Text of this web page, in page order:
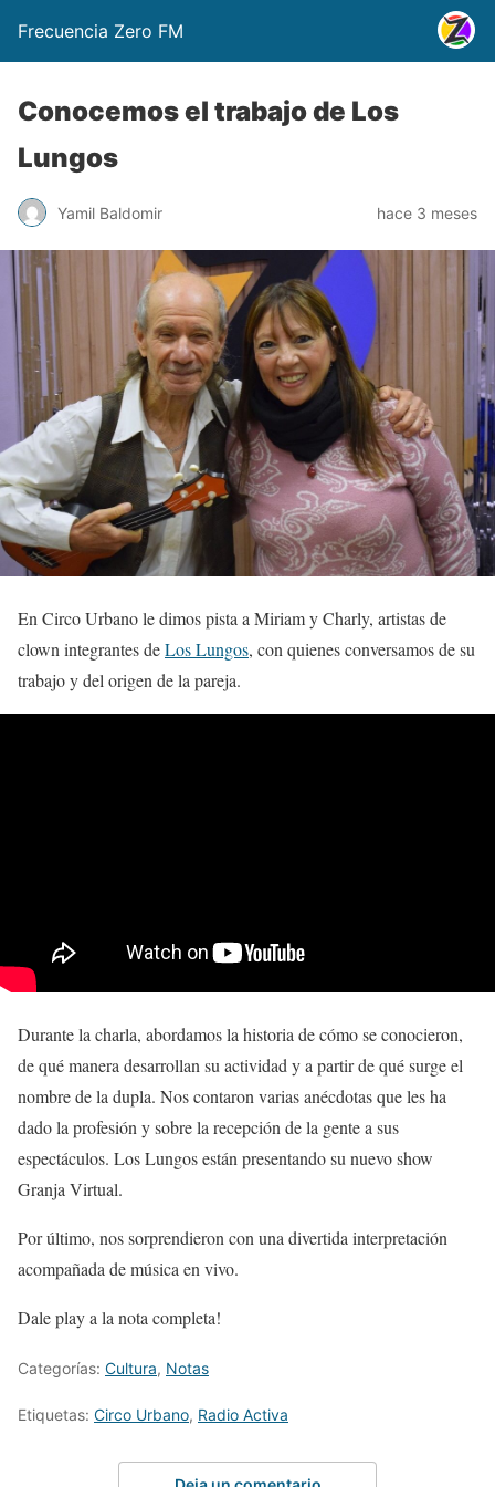
Frecuencia Zero FM
Conocemos el trabajo de Los
Lungos
Yamil Baldomir hace 3 meses
En Circo Urbano le dimos pista a Miriam y Charly, artistas de
clown integrantes deLos Lungos, con quienes conversamos de su
trabajo y del origen de la pareja.
Durante la charla, abordamos la historia de cómo se conocieron,
de qué manera desarrollan su actividad y a partir de qué surge el
nombre de la dupla. Nos contaron varias anécdotas que les ha
dado la profesión y sobre la recepción de la gente a sus
espectáculos. Los Lungos están presentando su nuevo show
Granja Virtual.
Por último, nos sorprendieron con una divertida interpretación
acompañada de música en vivo.
Dale play a la nota completa!
Categorías: Cultura, Notas
Etiquetas: Circo Urbano, Radio Activa